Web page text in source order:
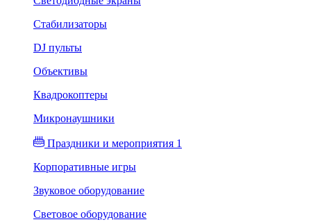
Стабилизаторы
DJ пульты
Объективы
Квадрокоптеры
Микронаушники
Праздники и мероприятия 1
Корпоративные игры
Звуковое оборудование
Световое оборудование